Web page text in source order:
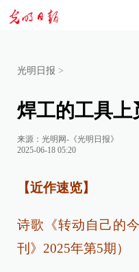
光明日报 >
焊工的工具上
来源： 光明网-《光明日报》
2025-06-18 05:20
【近作速览】
诗歌《转动自己的
刊》2025年第5期）